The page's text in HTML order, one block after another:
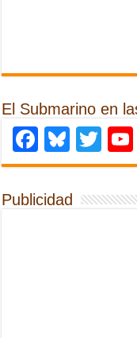
El Submarino en
Facebook
Publicidad